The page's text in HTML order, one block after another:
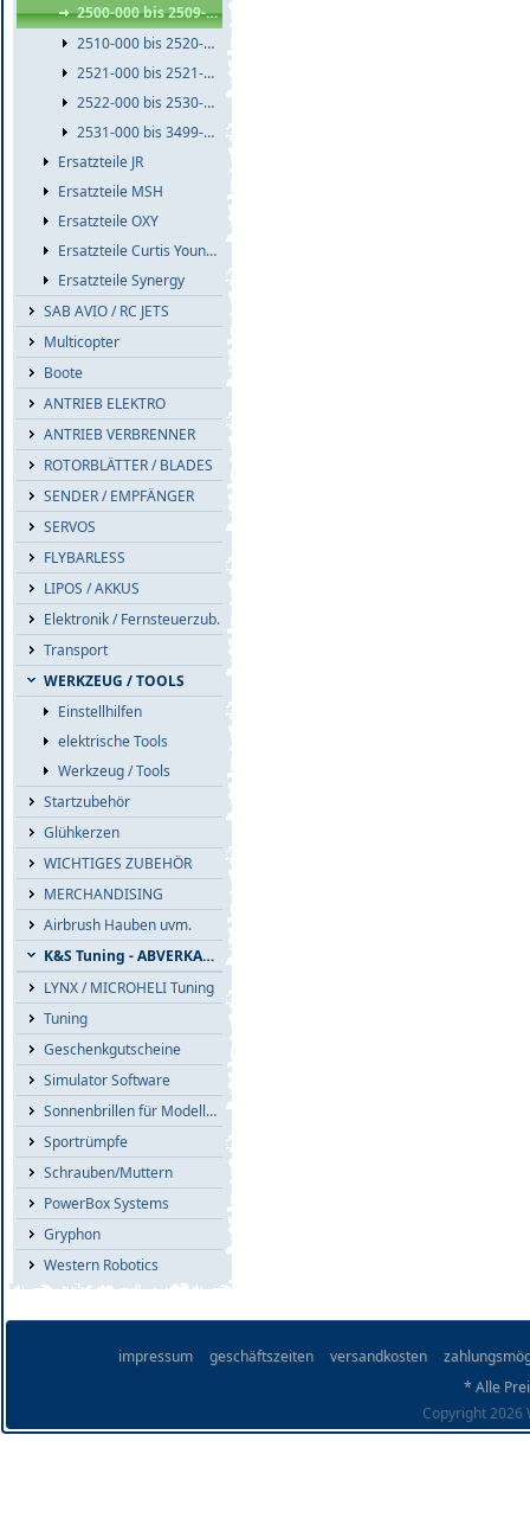
2500-000 bis 2509-999
2510-000 bis 2520-999
2521-000 bis 2521-999
2522-000 bis 2530-999
2531-000 bis 3499-999
Ersatzteile JR
Ersatzteile MSH
Ersatzteile OXY
Ersatzteile Curtis Youngblood
Ersatzteile Synergy
SAB AVIO / RC JETS
Multicopter
Boote
ANTRIEB ELEKTRO
ANTRIEB VERBRENNER
ROTORBLÄTTER / BLADES
SENDER / EMPFÄNGER
SERVOS
FLYBARLESS
LIPOS / AKKUS
Elektronik / Fernsteuerzub.
Transport
WERKZEUG / TOOLS
Einstellhilfen
elektrische Tools
Werkzeug / Tools
Startzubehör
Glühkerzen
WICHTIGES ZUBEHÖR
MERCHANDISING
Airbrush Hauben uvm.
K&S Tuning - ABVERKAUF
LYNX / MICROHELI Tuning
Tuning
Geschenkgutscheine
Simulator Software
Sonnenbrillen für Modellflieger
Sportrümpfe
Schrauben/Muttern
PowerBox Systems
Gryphon
Western Robotics
impressum geschäftszeiten versandkosten
* Alle
Copyright 2026